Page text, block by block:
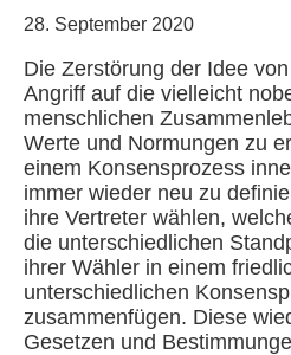
28. September 2020
Die Zerstörung der Idee
Angriff auf die vielleicht
menschlichen
Werte und Normungen zu
einem Konsensprozess
immer wieder neu zu
ihre Vertreter wählen,
die unterschiedlichen
ihrer Wähler in einem
unterschiedlichen
zusammenfügen. Diese
Gesetzen und